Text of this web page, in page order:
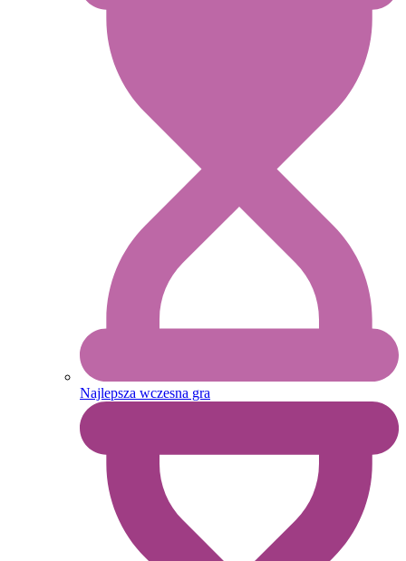
Najlepsza wczesna gra